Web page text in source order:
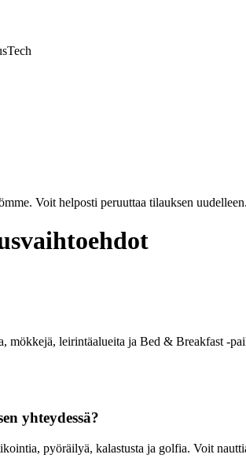
Tech
Voit helposti peruuttaa tilauksen uudelleen.
leirintäalueita ja Bed & Breakfast -
yhteydessä?
pyöräilyä, kalastusta ja golfia. Voit